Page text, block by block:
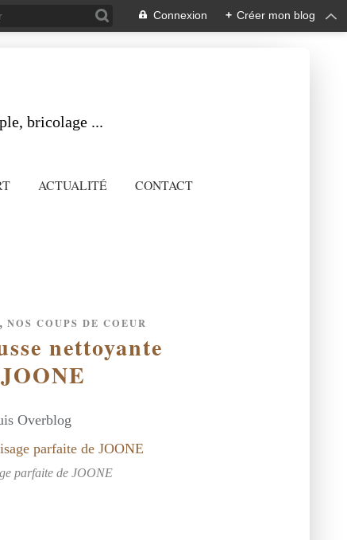
Connexion + Créer mon blog
bricolage ...
ACTUALITÉ CONTACT
, NOS COUPS DE COEUR
nettoyante
Overblog
parfaite de JOONE